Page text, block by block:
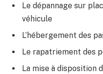
Le dépannage sur
véhicule
L’hébergement des
Le rapatriement des
La mise à disposition